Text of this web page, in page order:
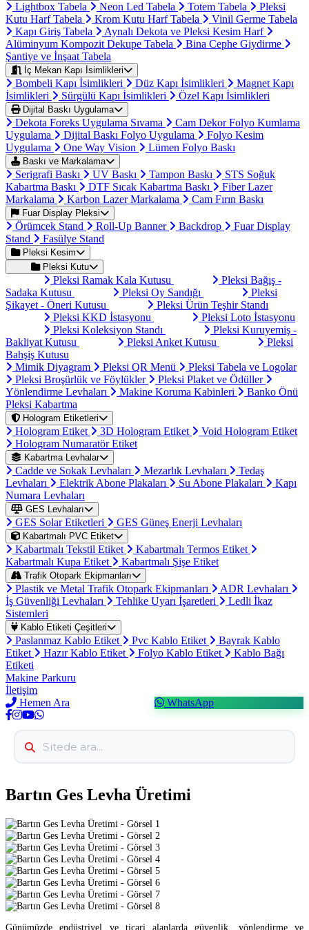
Lightbox Tabela Neon Led Tabela Totem Tabela
Pleksi
Kutu Harf Tabela
Krom Kutu Harf Tabela
Vinil Germe Tabela
Kapı Giriş Tabela
Aynalı Dekota ve Pleksi Kesim Harf
Alüminyum Kompozit Dekupe Tabela
Bina Cephe Giydirme
Şantiye ve İnşaat Tabela
İç Mekan Kapı İsimlikleri
Bombeli Kapı İsimlikleri Düz Kapı İsimlikleri
Magnet Kapı
İsimlikleri
Sürgülü Kapı İsimlikleri Özel Kapı İsimlikleri
Dijital Baskı Uygulama
Dekota Foreks Uygulama Sıvama
Cam Dekor Folyo Kumlama
Uygulama
Dijital Baskı Folyo Uygulama
Folyo Kesim
Uygulama
One Way Vision Lümen Folyo Baskı
Baskı ve Markalama
Serigrafi Baskı UV Baskı Tampon Baskı
STS Soğuk
Kabartma Baskı
DTF Sıcak Kabartma Baskı
Fiber Lazer
Markalama
Karbon Lazer Markalama Cam Fırın Baskı
Fuar Display Pleksi
Örümcek Stand Roll-Up Banner Backdrop
Fuar Display
Stand
Fasülye Stand
Pleksi Kesim
Pleksi Kutu
Pleksi Ramak Kala Kutusu
Pleksi Bağış -
Sadaka Kutusu
Pleksi Oy Sandığı
Pleksi
Şikayet - Öneri Kutusu
Pleksi Ürün Teşhir Standı
Pleksi KKD İstasyonu
Pleksi Loto İstasyonu
Pleksi Koleksiyon Standı
Pleksi Kuruyemiş -
Bakliyat Kutusu
Pleksi Anket Kutusu
Pleksi
Bahşiş Kutusu
Mimik Diyagram
Pleksi QR Menü
Pleksi Tabela ve Logolar
Pleksi Broşürlük ve Föylükler
Pleksi Plaket ve Ödüller
Yönlendirme Levhaları
Makine Koruma Kabinleri
Banko Önü
Pleksi Kabartma
Hologram Etiketleri
Hologram Etiket 3D Hologram Etiket
Void Hologram Etiket
Hologram Numaratör Etiket
Kabartma Levhalar
Cadde ve Sokak Levhaları Mezarlık Levhaları
Tedaş
Levhaları
Elektrik Abone Plakaları Su Abone Plakaları
Kapı
Numara Levhaları
GES Levhaları
GES Solar Etiketleri GES Güneş Enerji Levhaları
Kabartmalı PVC Etiket
Kabartmalı Tekstil Etiket
Kabartmalı Termos Etiket
Kabartmalı Kupa Etiket
Kabartmalı Şişe Etiket
Trafik Otopark Ekipmanları
Plastik ve Metal Trafik Otopark Ekipmanları
ADR Levhaları
İş Güvenliği Levhaları
Tehlike Uyarı İşaretleri
Ledli İkaz
Sistemleri
Kablo Etiketi Çeşitleri
Paslanmaz Kablo Etiket Pvc Kablo Etiket
Bayrak Kablo
Etiket
Hazır Kablo Etiket Folyo Kablo Etiket
Kablo Bağı
Etiketi
Makine Parkuru
İletişim
Hemen Ara
WhatsApp
Bartın Ges Levha Üretimi
Günümüzde endüstriyel ve ticari alanlarda güvenlik, yönlendirme ve